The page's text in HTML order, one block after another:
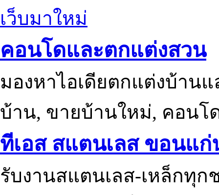
เว็บมาใหม่
คอนโดและตกแต่งสวน
มองหาไอเดียตกแต่งบ้าน
บ้าน, ขายบ้านใหม่, คอนโ
ทีเอส สแตนเลส ขอนแก่
รับงานสแตนเลส-เหล็กทุ